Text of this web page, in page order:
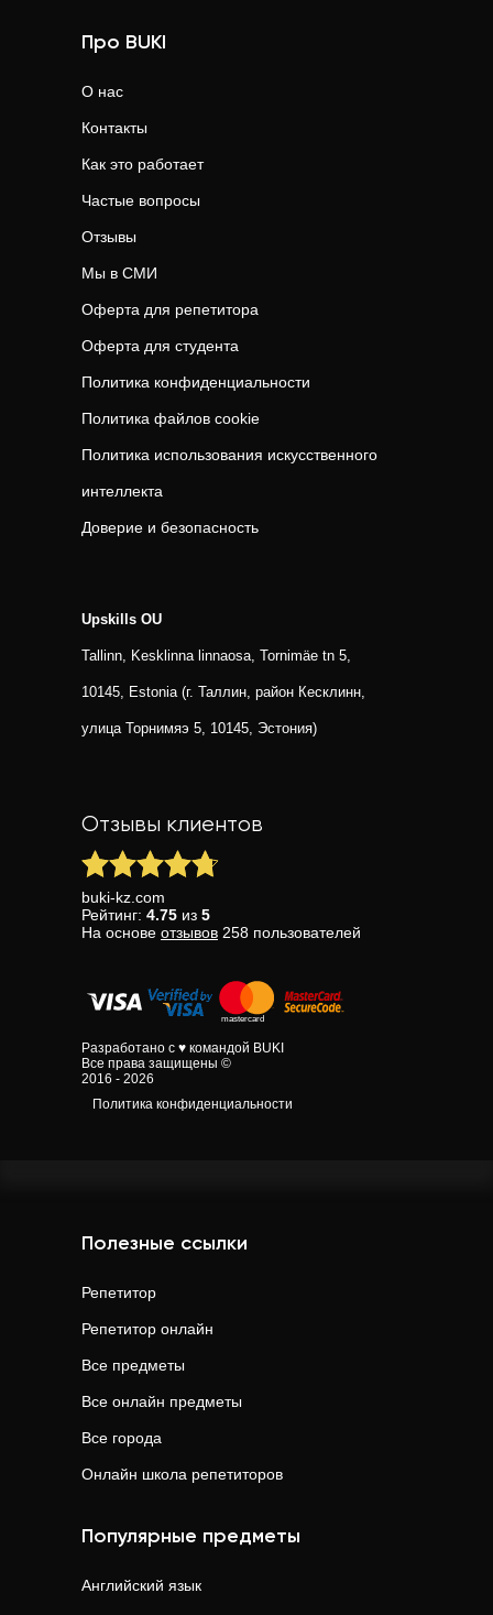
Про BUKI
О нас
Контакты
Как это работает
Частые вопросы
Отзывы
Мы в СМИ
Оферта для репетитора
Оферта для студента
Политика конфиденциальности
Политика файлов cookie
Политика использования искусственного
интеллекта
Доверие и безопасность
Upskills OU
Tallinn, Kesklinna linnaosa, Tornimäe tn 5,
10145, Estonia (г. Таллин, район Кесклинн,
улица Торнимяэ 5, 10145, Эстония)
Отзывы клиентов
buki-kz.com
Рейтинг: 4.75 из 5
На основе отзывов 258 пользователей
Разработано с ♥ командой BUKI
Все права защищены ©
2016 - 2026
Политика конфиденциальности
Полезные ссылки
Репетитор
Репетитор онлайн
Все предметы
Все онлайн предметы
Все города
Онлайн школа репетиторов
Популярные предметы
Английский язык